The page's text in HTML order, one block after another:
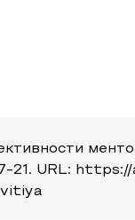
21. URL: